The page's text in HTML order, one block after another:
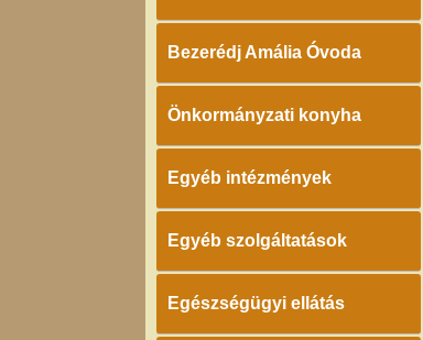
Bezerédj Amália Óvoda
Önkormányzati konyha
Egyéb intézmények
Egyéb szolgáltatások
Egészségügyi ellátás